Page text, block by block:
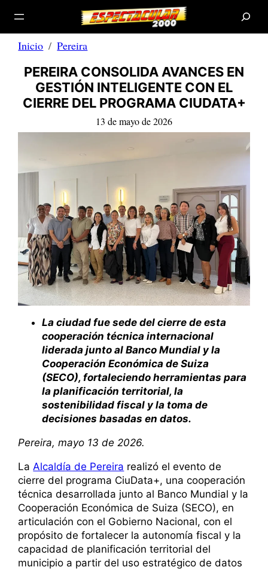
Saltar
contenido
a
Inicio Pereira
PEREIRA CONSOLIDA AVANCES EN
GESTIÓN INTELIGENTE CON EL
CIERRE DEL PROGRAMA CIUDATA+
13 de mayo de 2026
La ciudad fue sede del cierre de esta
cooperación técnica internacional
liderada junto al Banco Mundial y la
Cooperación Económica de Suiza
(SECO), fortaleciendo herramientas para
la planificación territorial, la
sostenibilidad fiscal y la toma de
decisiones basadas en datos.
Pereira, mayo 13 de 2026.
LaAlcaldía de Pereira realizó el evento de
cierre del programa CiuData+, una cooperación
técnica desarrollada junto al Banco Mundial y la
Cooperación Económica de Suiza (SECO), en
articulación con el Gobierno Nacional, con el
propósito de fortalecer la autonomía fiscal y la
capacidad de planificación territorial del
municipio a partir del uso estratégico de datos